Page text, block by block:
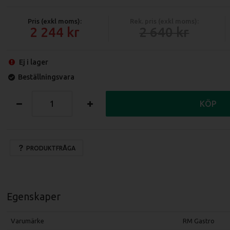
Pris (exkl moms):
2 244
Ej i lager
Beställningsvara
PRODUKTFRÅGA
KÖP
Egenskaper
Varumärke RM Gastro